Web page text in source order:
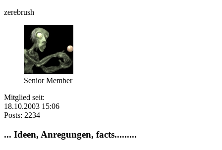
zerebrush
Senior Member
Mitglied seit:
18.10.2003 15:06
Posts: 2234
... Ideen, Anregungen, facts.........